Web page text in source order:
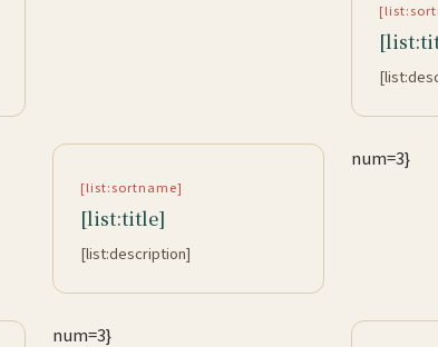
[list:sortname]
[list:title]
[list:description]
num=3}
num=3}